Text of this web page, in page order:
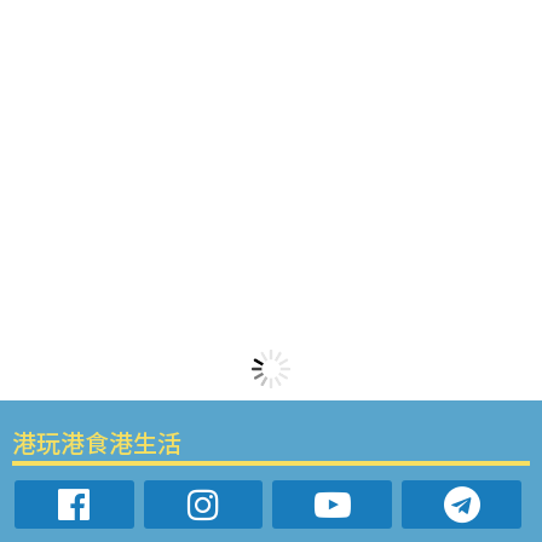
港玩港食港生活